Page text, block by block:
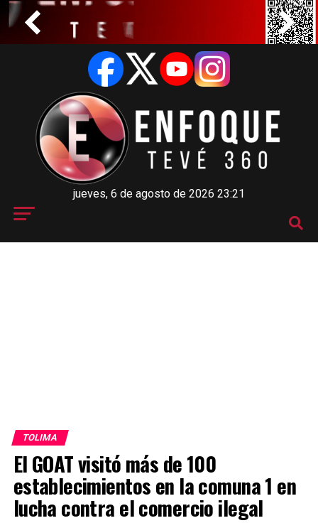
jueves, 6 de agosto de 2026 23:21
TOLIMA
El GOAT visitó más de 100
establecimientos en la comuna 1 en
lucha contra el comercio ilegal